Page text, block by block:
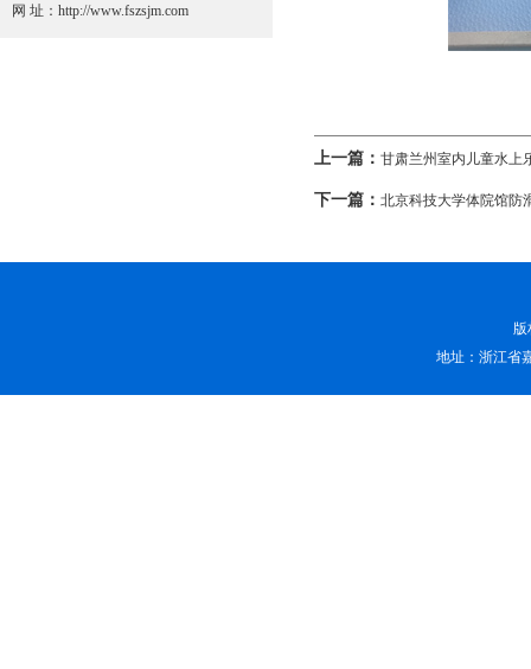
网 址：http://www.fszsjm.com
上一篇： 甘肃兰州室内儿童水上
下一篇： 北京科技大学体院馆防
版
地址：浙江省